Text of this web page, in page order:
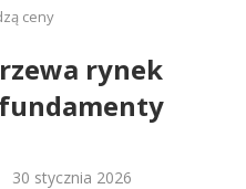
ceny
rynek
30 stycznia 2026